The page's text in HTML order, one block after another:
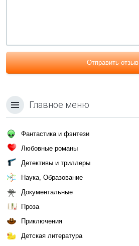
Отправить отзыв
Главное меню
Фантастика и фэнтези
Любовные романы
Детективы и триллеры
Наука, Образование
Документальные
Проза
Приключения
Детская литература